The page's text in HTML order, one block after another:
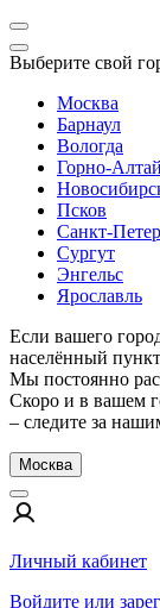
Выберите свой
Москва
Барнаул
Вологда
Горно-
Псков
Санкт-
Сургут
Энгельс
Ярославль
Если вашего
населённый
Мы постоянно
Скоро и в вашем
– следите за
Москва
Личный кабинет
Войдите или